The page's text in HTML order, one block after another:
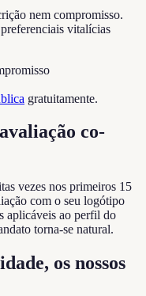
nem compromisso.
vitalícias
gratuitamente.
co-
vezes nos primeiros 15
com o seu logótipo
aplicáveis ao perfil do
torna-se natural.
os nossos